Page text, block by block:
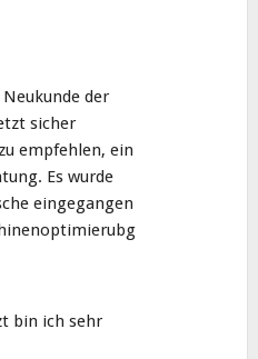
der
sicher
empfehlen, ein
Es wurde
eingegangen
bin ich sehr